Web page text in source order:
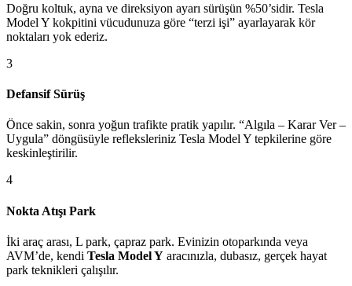
Doğru koltuk, ayna ve direksiyon ayarı sürüşün %50’sidir. Tesla
Model Y kokpitini vücudunuza göre “terzi işi” ayarlayarak kör
noktaları yok ederiz.
3
Defansif Sürüş
Önce sakin, sonra yoğun trafikte pratik yapılır. “Algıla – Karar Ver –
Uygula” döngüsüyle refleksleriniz Tesla Model Y tepkilerine göre
keskinleştirilir.
4
Nokta Atışı Park
İki araç arası, L park, çapraz park. Evinizin otoparkında veya
AVM’de, kendi Tesla Model Y aracınızla, dubasız, gerçek hayat
park teknikleri çalışılır.